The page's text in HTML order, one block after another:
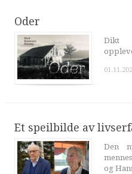
Oder
Dikt
Et speilbilde av
Den
og